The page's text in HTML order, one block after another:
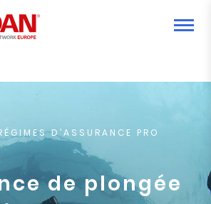
D’ASSURANCE PRO
de plongée